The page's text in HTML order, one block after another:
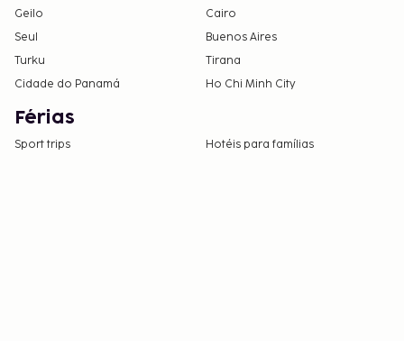
Geilo
Cairo
Seul
Buenos Aires
Turku
Tirana
Cidade do Panamá
Ho Chi Minh City
Férias
Sport trips Hotéis para famílias